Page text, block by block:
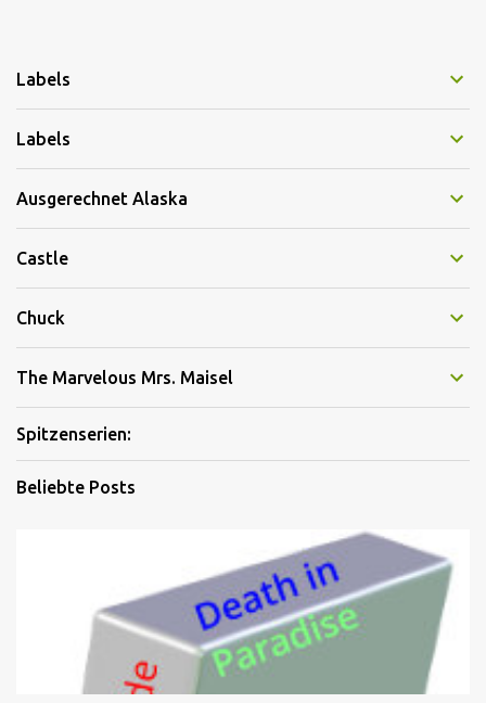
Labels
Labels
Ausgerechnet Alaska
Castle
Chuck
The Marvelous Mrs. Maisel
Spitzenserien:
Beliebte Posts